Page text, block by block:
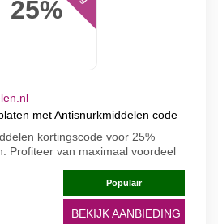
25%
met Antisnurkmiddelen code
kortingscode voor 25%
Profiteer van maximaal voordeel
Populair
BEKIJK AANBIEDING